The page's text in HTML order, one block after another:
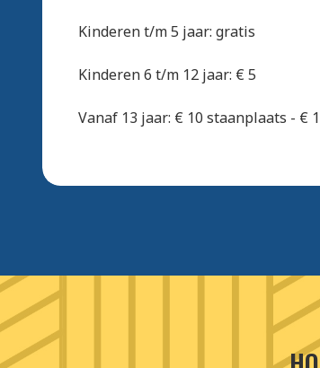
Kinderen t/m 5 jaar: gratis
Kinderen 6 t/m 12 jaar: € 5
Vanaf 13 jaar: € 10 staanplaats - €